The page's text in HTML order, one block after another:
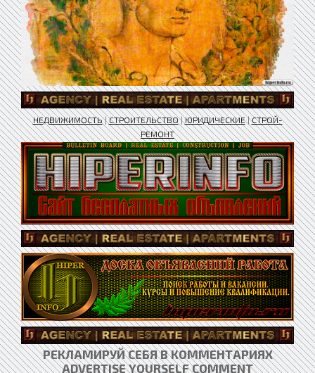
НЕДВИЖИМОСТЬ|СТРОИТЕЛЬСТВО|ЮРИДИЧЕСКИЕ|СТРОЙ-
РЕМОНТ
РЕКЛАМИРУЙ СЕБЯ В КОММЕНТАРИЯХ
ADVERTISE YOURSELF COMMENT